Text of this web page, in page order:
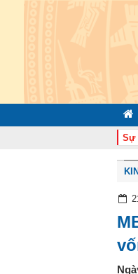
Sự
Sư đoàn 372 tổ chức tập